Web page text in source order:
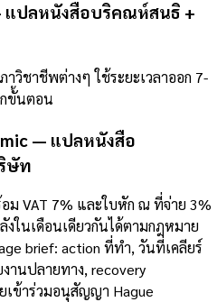
แปลหนังสือบริคณห์สนธิ +
วิชาชีพต่างๆ ใช้ระยะเวลาออก 7-
ขั้นตอน
— แปลหนังสือ
ษัท
ม VAT 7% และใบหัก ณ ที่จ่าย 3%
ในเดือนเดียวกันได้ตามกฎหมาย
brief: action ที่ทำ, วันที่เคลียร์
านปลายทาง, recovery
เข้าร่วมอนุสัญญา Hague